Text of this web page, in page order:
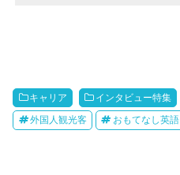
キャリア インタビュー特集
外国人観光客 おもてなし英語